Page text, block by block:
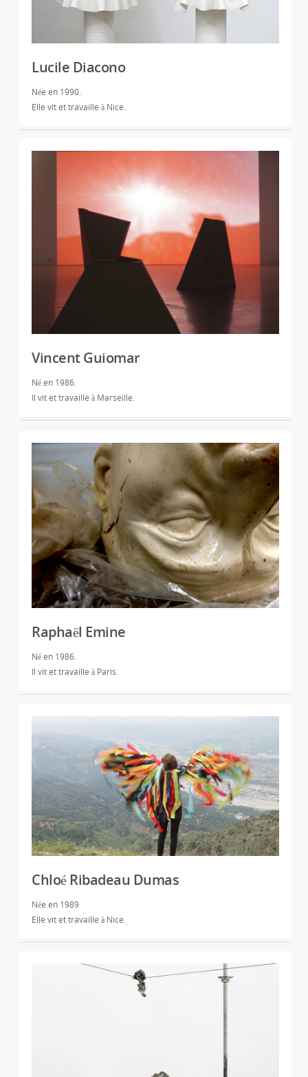
Lucile Diacono
Née en 1990.
Elle vit et travaille à Nice.
Vincent Guiomar
Né en 1986.
Il vit et travaille à Marseille.
Raphaël Emine
Né en 1986.
Il vit et travaille à Paris.
Chloé Ribadeau Dumas
Née en 1989
Elle vit et travaille à Nice.